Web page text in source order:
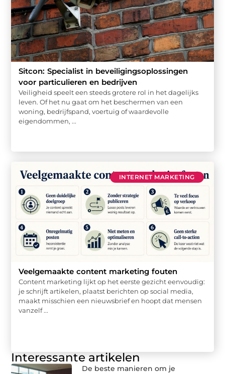
Sitcon: Specialist in beveiligingsoplossingen
voor particulieren en bedrijven
Veiligheid speelt een steeds grotere rol in het dagelijks
leven. Of het nu gaat om het beschermen van een
woning, bedrijfspand, voertuig of waardevolle
eigendommen, ...
INTERNET MARKETING
Veelgemaakte content marketing fouten
Content marketing lijkt op het eerste gezicht eenvoudig:
je schrijft artikelen, plaatst berichten op social media,
maakt misschien een nieuwsbrief en hoopt dat mensen
vanzelf ...
Interessante artikelen
De beste manieren om je